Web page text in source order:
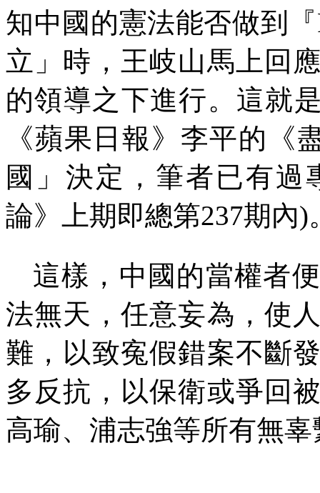
知中國的憲法能否做到『
立」時，王岐山馬上回
的領導之下進行。這就
《蘋果日報》李平的《
國」決定，筆者已有過
論》上期即總第237期內)
這樣，中國的當權者
法無天，任意妄為，使
難，以致寃假錯案不斷
多反抗，以保衛或爭回
高瑜、浦志強等所有無